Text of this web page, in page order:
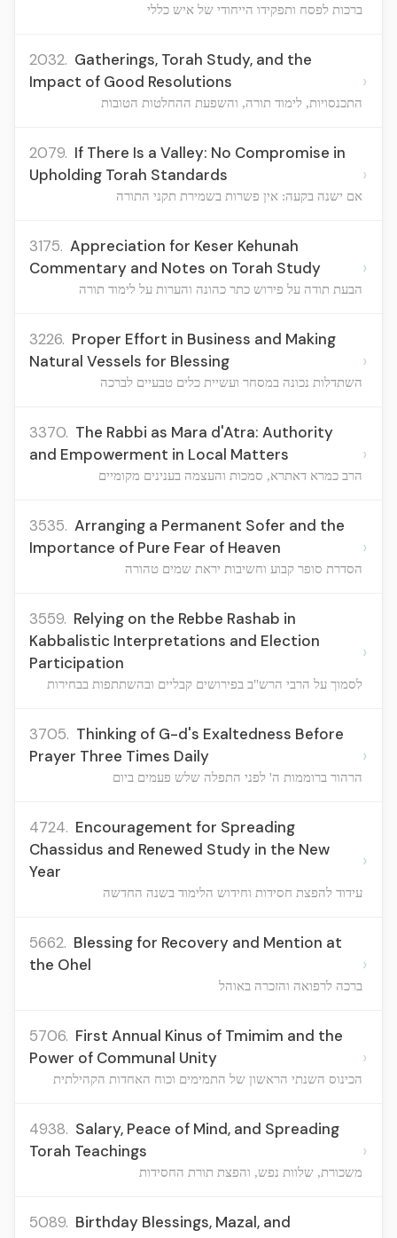
ברכות לפסח ותפקידו הייחודי של איש כללי
2032. Gatherings, Torah Study, and the
Impact of Good Resolutions
התכנסויות, לימוד תורה, והשפעת ההחלטות הטובות
›
2079. If There Is a Valley: No Compromise in
Upholding Torah Standards
אם ישנה בקעה: אין פשרות בשמירת תקני התורה
›
3175. Appreciation for Keser Kehunah
Commentary and Notes on Torah Study
הבעת תודה על פירוש כתר כהונה והערות על לימוד תורה
›
3226. Proper Effort in Business and Making
Natural Vessels for Blessing
השתדלות נכונה במסחר ועשיית כלים טבעיים לברכה
›
3370. The Rabbi as Mara d'Atra: Authority
and Empowerment in Local Matters
הרב כמרא דאתרא, סמכות והעצמה בענינים מקומיים
›
3535. Arranging a Permanent Sofer and the
Importance of Pure Fear of Heaven
הסדרת סופר קבוע וחשיבות יראת שמים טהורה
›
3559. Relying on the Rebbe Rashab in
Kabbalistic Interpretations and Election
Participation
לסמוך על הרבי הרש"ב בפירושים קבליים ובהשתתפות בבחירות
›
3705. Thinking of G-d's Exaltedness Before
Prayer Three Times Daily
הרהור ברוממות ה' לפני התפלה שלש פעמים ביום
›
4724. Encouragement for Spreading
Chassidus and Renewed Study in the New
Year
עידוד להפצת חסידות וחידוש הלימוד בשנה החדשה
›
5662. Blessing for Recovery and Mention at
the Ohel
ברכה לרפואה והזכרה באוהל
›
5706. First Annual Kinus of Tmimim and the
Power of Communal Unity
הכינוס השנתי הראשון של התמימים וכוח האחדות הקהילתית
›
4938. Salary, Peace of Mind, and Spreading
Torah Teachings
משכורת, שלוות נפש, והפצת תורת החסידות
›
5089. Birthday Blessings, Mazal, and